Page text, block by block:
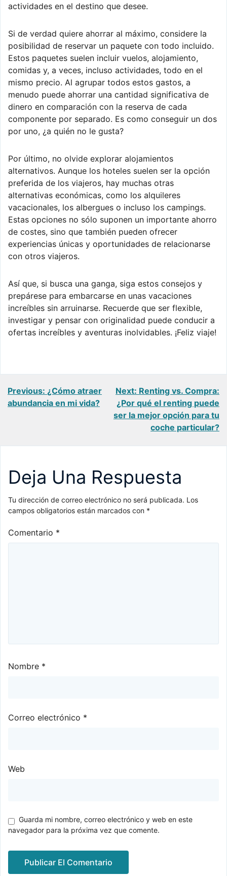
actividades en el destino que desee.
Si de verdad quiere ahorrar al máximo, considere la
posibilidad de reservar un paquete con todo incluido.
Estos paquetes suelen incluir vuelos, alojamiento,
comidas y, a veces, incluso actividades, todo en el
mismo precio. Al agrupar todos estos gastos, a
menudo puede ahorrar una cantidad significativa de
dinero en comparación con la reserva de cada
componente por separado. Es como conseguir un dos
por uno, ¿a quién no le gusta?
Por último, no olvide explorar alojamientos
alternativos. Aunque los hoteles suelen ser la opción
preferida de los viajeros, hay muchas otras
alternativas económicas, como los alquileres
vacacionales, los albergues o incluso los campings.
Estas opciones no sólo suponen un importante ahorro
de costes, sino que también pueden ofrecer
experiencias únicas y oportunidades de relacionarse
con otros viajeros.
Así que, si busca una ganga, siga estos consejos y
prepárese para embarcarse en unas vacaciones
increíbles sin arruinarse. Recuerde que ser flexible,
investigar y pensar con originalidad puede conducir a
ofertas increíbles y aventuras inolvidables. ¡Feliz viaje!
Navegación
Previous: ¿Cómo atraer
abundancia en mi vida?
Next: Renting vs. Compra:
¿Por qué el renting puede
ser la mejor opción para tu
coche particular?
Deja Una Respuesta
Tu dirección de correo electrónico no será publicada. Los
campos obligatorios están marcados con *
Comentario *
Nombre *
Correo electrónico *
Web
Guarda mi nombre, correo electrónico y web en este
navegador para la próxima vez que comente.